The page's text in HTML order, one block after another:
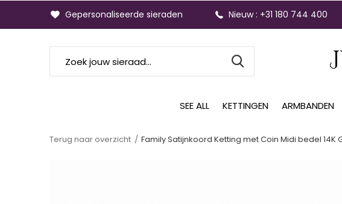
SEE ALL KETTINGEN ARMBANDEN
Gepersonaliseerde sieraden Nieuw : +31 180 744 400
Terug naar overzicht Family Satijnkoord Ketting met Coin Midi bedel 14K